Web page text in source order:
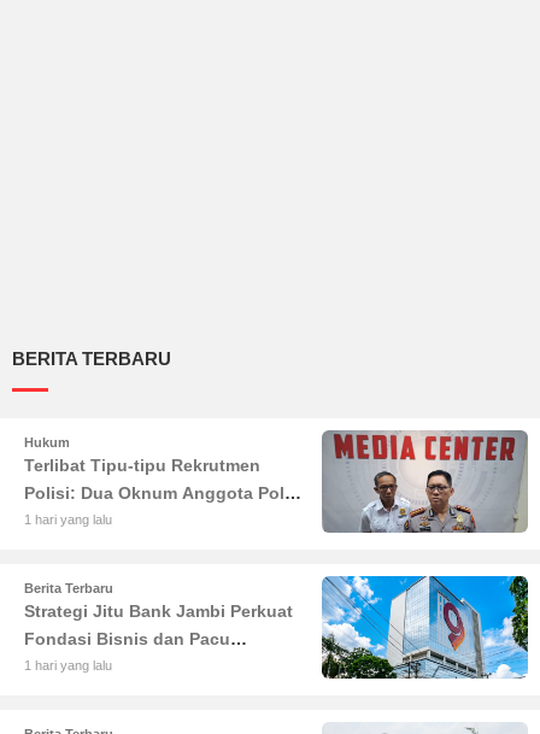
BERITA TERBARU
Hukum
Terlibat Tipu-tipu Rekrutmen
Polisi: Dua Oknum Anggota Polda
Jambi Diciduk Propam
1 hari yang lalu
Berita Terbaru
Strategi Jitu Bank Jambi Perkuat
Fondasi Bisnis dan Pacu
Pertumbuhan Ekonomi Jambi
1 hari yang lalu